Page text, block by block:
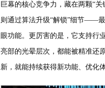
巨幕的核心竞争力，藏在两颗“
则通过算法升级“解锁”细节——最
眼功能。更厉害的是，它支持行
亮部的光晕层次，都能被精准还
新，就能持续获得新功能、优化